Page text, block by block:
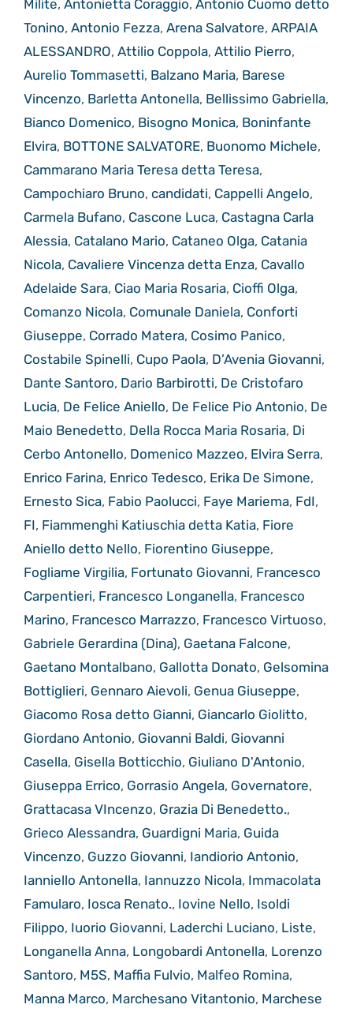
Milite, Antonietta Coraggio, Antonio Cuomo detto
Tonino, Antonio Fezza, Arena Salvatore, ARPAIA
ALESSANDRO, Attilio Coppola, Attilio Pierro,
Aurelio Tommasetti, Balzano Maria, Barese
Vincenzo, Barletta Antonella, Bellissimo Gabriella,
Bianco Domenico, Bisogno Monica, Boninfante
Elvira, BOTTONE SALVATORE, Buonomo Michele,
Cammarano Maria Teresa detta Teresa,
Campochiaro Bruno, candidati, Cappelli Angelo,
Carmela Bufano, Cascone Luca, Castagna Carla
Alessia, Catalano Mario, Cataneo Olga, Catania
Nicola, Cavaliere Vincenza detta Enza, Cavallo
Adelaide Sara, Ciao Maria Rosaria, Cioffi Olga,
Comanzo Nicola, Comunale Daniela, Conforti
Giuseppe, Corrado Matera, Cosimo Panico,
Costabile Spinelli, Cupo Paola, D’Avenia Giovanni,
Dante Santoro, Dario Barbirotti, De Cristofaro
Lucia, De Felice Aniello, De Felice Pio Antonio, De
Maio Benedetto, Della Rocca Maria Rosaria, Di
Cerbo Antonello, Domenico Mazzeo, Elvira Serra,
Enrico Farina, Enrico Tedesco, Erika De Simone,
Ernesto Sica, Fabio Paolucci, Faye Mariema, FdI,
FI, Fiammenghi Katiuschia detta Katia, Fiore
Aniello detto Nello, Fiorentino Giuseppe,
Fogliame Virgilia, Fortunato Giovanni, Francesco
Carpentieri, Francesco Longanella, Francesco
Marino, Francesco Marrazzo, Francesco Virtuoso,
Gabriele Gerardina (Dina), Gaetana Falcone,
Gaetano Montalbano, Gallotta Donato, Gelsomina
Bottiglieri, Gennaro Aievoli, Genua Giuseppe,
Giacomo Rosa detto Gianni, Giancarlo Giolitto,
Giordano Antonio, Giovanni Baldi, Giovanni
Casella, Gisella Botticchio, Giuliano D'Antonio,
Giuseppa Errico, Gorrasio Angela, Governatore,
Grattacasa VIncenzo, Grazia Di Benedetto.,
Grieco Alessandra, Guardigni Maria, Guida
Vincenzo, Guzzo Giovanni, Iandiorio Antonio,
Ianniello Antonella, Iannuzzo Nicola, Immacolata
Famularo, Iosca Renato., Iovine Nello, Isoldi
Filippo, Iuorio Giovanni, Laderchi Luciano, Liste,
Longanella Anna, Longobardi Antonella, Lorenzo
Santoro, M5S, Maffia Fulvio, Malfeo Romina,
Manna Marco, Marchesano Vitantonio, Marchese